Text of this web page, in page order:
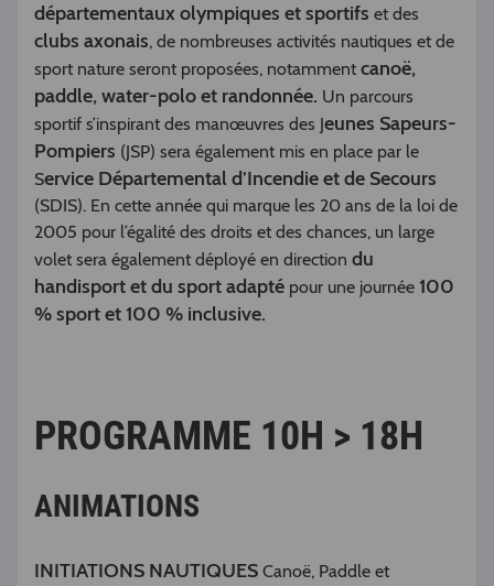
départementaux olympiques et sportifs et des
clubs axonais, de nombreuses activités nautiques et de
sport nature seront proposées, notamment canoë,
paddle, water-polo et randonnée. Un parcours
sportif s’inspirant des manœuvres des Jeunes Sapeurs-
Pompiers (JSP) sera également mis en place par le
Service Départemental d’Incendie et de Secours
(SDIS). En cette année qui marque les 20 ans de la loi de
2005 pour l’égalité des droits et des chances, un large
volet sera également déployé en direction du
handisport et du sport adapté pour une journée 100
% sport et 100 % inclusive.
PROGRAMME 10H > 18H
ANIMATIONS
INITIATIONS NAUTIQUES Canoë, Paddle et